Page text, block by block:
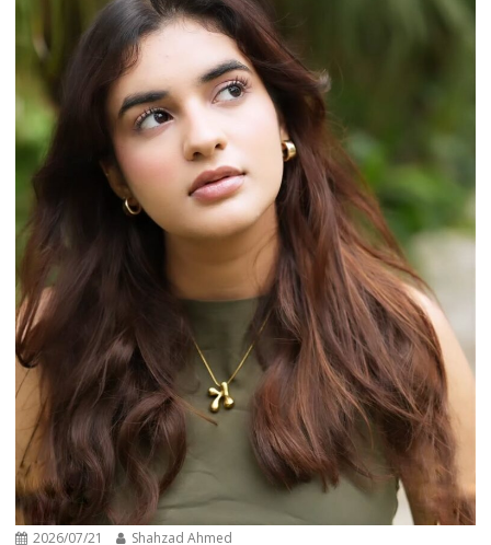
2026/07/21 Shahzad Ahmed